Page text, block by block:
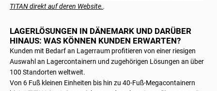
TITAN direkt auf deren Website..
LAGERLÖSUNGEN IN DÄNEMARK UND DARÜBER
HINAUS: WAS KÖNNEN KUNDEN ERWARTEN?
Kunden mit Bedarf an Lagerraum profitieren von einer riesigen
Auswahl an Lagercontainern und zugehörigen Lösungen an über
100 Standorten weltweit.
Von 6 Fuß kleinen Einheiten bis hin zu 40-Fuß-Megacontainern